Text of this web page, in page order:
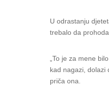
U odrastanju
trebalo da
„To je za mene
kad nagazi, dolazi
priča ona.